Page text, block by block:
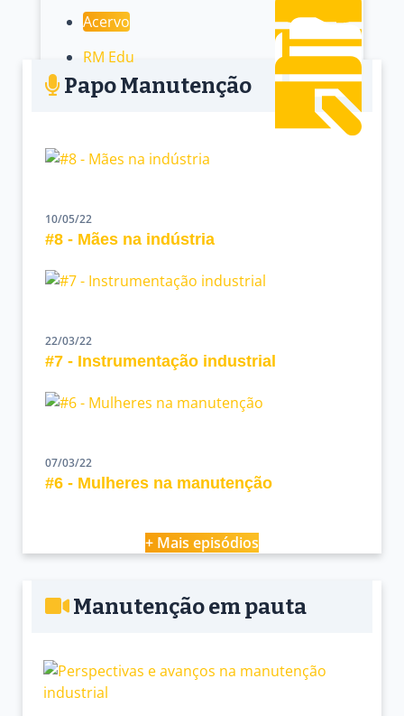
Acervo
RM Edu
Papo Manutenção
10/05/22
#8 - Mães na indústria
22/03/22
#7 - Instrumentação industrial
07/03/22
#6 - Mulheres na manutenção
+ Mais episódios
Manutenção em pauta